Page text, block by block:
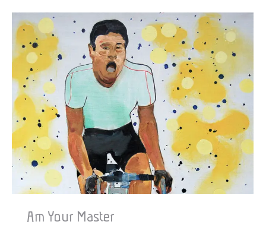
Am Your Master